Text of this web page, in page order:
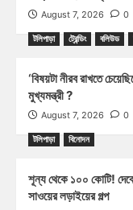
August 7, 2026 0
টলিপাড়া ট্রেন্ডিং বলিউড
‘বিষয়টা নীরব রাখতে
মুখ্যমন্ত্রী ?
August 7, 2026 0
টলিপাড়া বিনোদন
শূন্য থেকে ১০০ কোটি!
সাওয়ের লড়াইয়ের গল্প